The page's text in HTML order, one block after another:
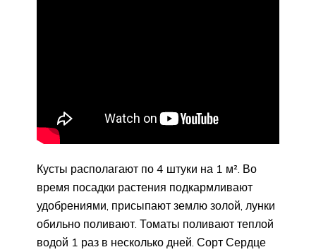
Кусты располагают по 4 штуки на 1 м². Во
время посадки растения подкармливают
удобрениями, присыпают землю золой, лунки
обильно поливают. Томаты поливают теплой
водой 1 раз в несколько дней. Сорт Сердце